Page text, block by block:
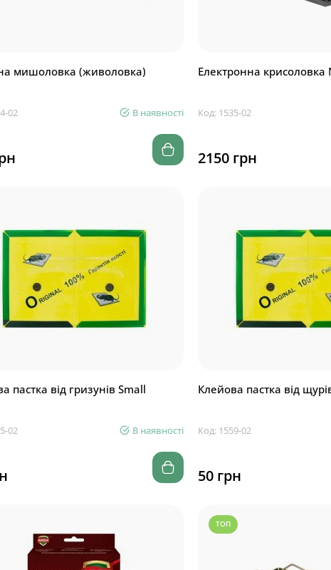
мишоловка (живоловка)
02 В наявності
Електронна крисоловка
Код: 1535-02
2150 грн
пастка від гризунів Small
02 В наявності
Клейова пастка від
Код: 1559-02
50 грн
ТОП